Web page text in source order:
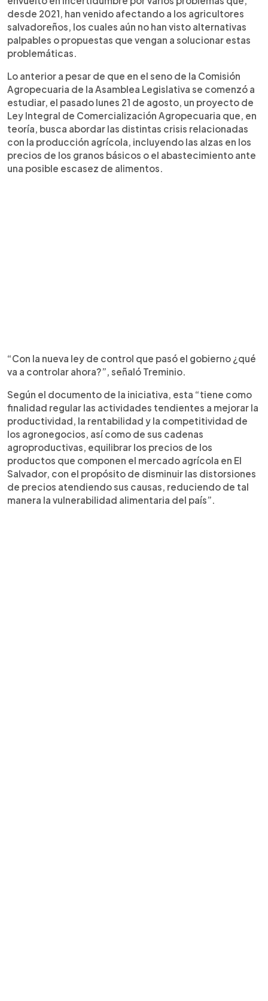
desde 2021, han venido afectando a los agricultores
salvadoreños, los cuales aún no han visto alternativas
palpables o propuestas que vengan a solucionar estas
problemáticas.
Lo anterior a pesar de que en el seno de la Comisión
Agropecuaria de la Asamblea Legislativa se comenzó a
estudiar, el pasado lunes 21 de agosto, un proyecto de
Ley Integral de Comercialización Agropecuaria que, en
teoría, busca abordar las distintas crisis relacionadas
con la producción agrícola, incluyendo las alzas en los
precios de los granos básicos o el abastecimiento ante
una posible escasez de alimentos.
“Con la nueva ley de control que pasó el gobierno ¿qué
va a controlar ahora?”, señaló Treminio.
Según el documento de la iniciativa, esta “tiene como
finalidad regular las actividades tendientes a mejorar la
productividad, la rentabilidad y la competitividad de
los agronegocios, así como de sus cadenas
agroproductivas, equilibrar los precios de los
productos que componen el mercado agrícola en El
Salvador, con el propósito de disminuir las distorsiones
de precios atendiendo sus causas, reduciendo de tal
manera la vulnerabilidad alimentaria del país”.